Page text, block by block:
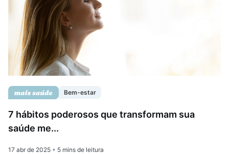
Bem-estar
7 hábitos poderosos que transformam sua
saúde me...
17 abr de 2025 • 5 mins de leitura